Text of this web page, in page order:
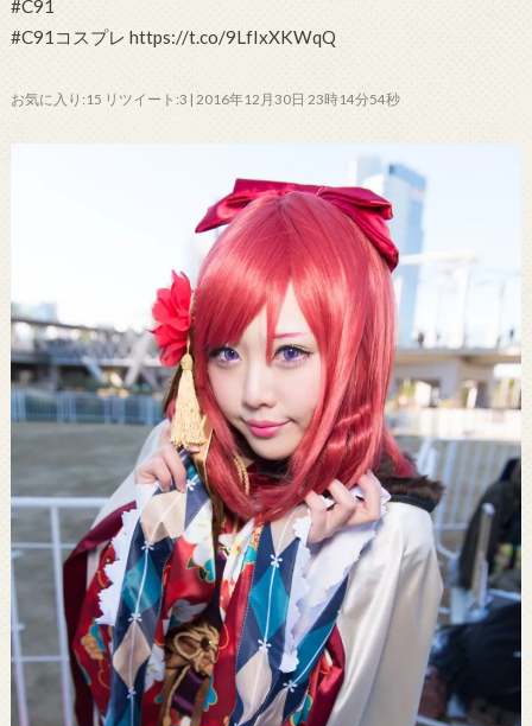
#C91
#C91コスプレ https://t.co/9LfIxXKWqQ
お気に入り:15 リツイート:3 | 2016年12月30日 23時14分54秒